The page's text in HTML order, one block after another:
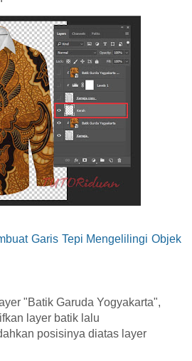
Garis Tepi Mengelilingi Objek
"Batik Garuda Yogyakarta",
layer batik lalu
posisinya diatas layer